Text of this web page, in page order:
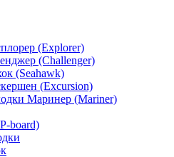
(Explorer)
(Challenger)
(Seahawk)
(Excursion)
Маринер (Mariner)
board)